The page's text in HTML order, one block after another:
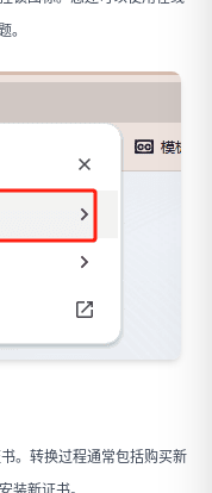
。
。转换过程通常包括购买新